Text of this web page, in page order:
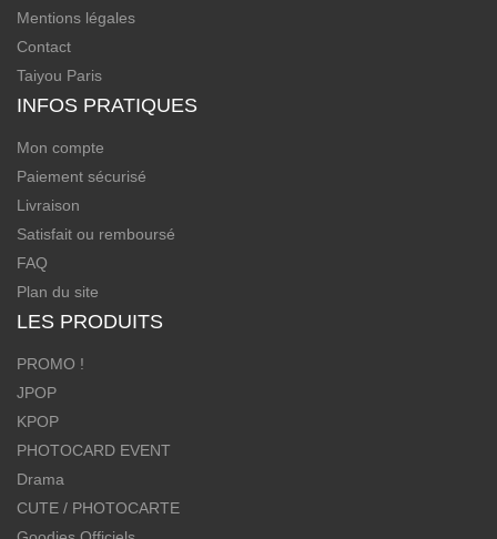
Mentions légales
Contact
Taiyou Paris
INFOS PRATIQUES
Mon compte
Paiement sécurisé
Livraison
Satisfait ou remboursé
FAQ
Plan du site
LES PRODUITS
PROMO !
JPOP
KPOP
PHOTOCARD EVENT
Drama
CUTE / PHOTOCARTE